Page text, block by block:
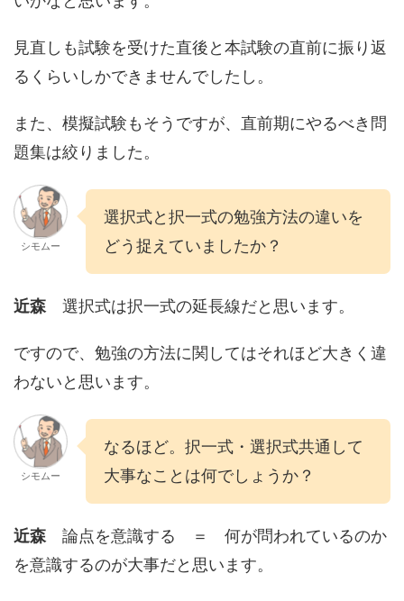
見直しも試験を受けた直後と本試験の直前に振り返
るくらいしかできませんでしたし。
また、模擬試験もそうですが、直前期にやるべき問
題集は絞りました。
シモムー
選択式と択一式の勉強方法の違いを
どう捉えていましたか？
近森選択式は択一式の延長線だと思います。
ですので、勉強の方法に関してはそれほど大きく違
わないと思います。
シモムー
なるほど。択一式・選択式共通して
大事なことは何でしょうか？
近森論点を意識する ＝ 何が問われているのか
を意識するのが大事だと思います。